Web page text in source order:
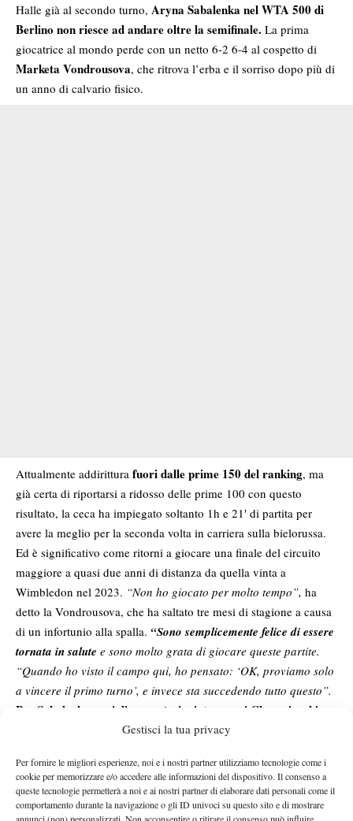
Gestisci la tua privacy
Per fornire le migliori esperienze, noi e i nostri partner utilizziamo tecnologie come i
cookie per memorizzare e/o accedere alle informazioni del dispositivo. Il consenso a
queste tecnologie permetterà a noi e ai nostri partner di elaborare dati personali come il
comportamento durante la navigazione o gli ID univoci su questo sito e di mostrare
annunci (non) personalizzati. Non acconsentire o ritirare il consenso può influire
Halle già al secondo turno, Aryna Sabalenka nel WTA 500 di
Berlino non riesce ad andare oltre la semifinale. La prima
giocatrice al mondo perde con un netto 6-2 6-4 al cospetto di
Marketa Vondrousova, che ritrova l’erba e il sorriso dopo più di
un anno di calvario fisico.
Attualmente addirittura fuori dalle prime 150 del ranking, ma
già certa di riportarsi a ridosso delle prime 100 con questo
risultato, la ceca ha impiegato soltanto 1h e 21′ di partita per
avere la meglio per la seconda volta in carriera sulla bielorussa.
Ed è significativo come ritorni a giocare una finale del circuito
maggiore a quasi due anni di distanza da quella vinta a
Wimbledon nel 2023. “Non ho giocato per molto tempo”, ha
detto la Vondrousova, che ha saltato tre mesi di stagione a causa
di un infortunio alla spalla. “Sono semplicemente felice di essere
tornata in salute e sono molto grata di giocare queste partite.
“Quando ho visto il campo qui, ho pensato: ‘OK, proviamo solo
a vincere il primo turno’, e invece sta succedendo tutto questo”.
Per Sabalenka ogni discorso è rinviato ora ai Championships
torneo che lo scorso anno fu costretta a saltare per infortunio e
vedrà Vondrousova invece sfidarsi a sorpresa Xinyu Wang, anche
lei uscita vincitrice da una semi abbastanza a senso unico chiusa
con lo score di 6-4 6-1. Nulla da fare per Liudmila Samsonova,